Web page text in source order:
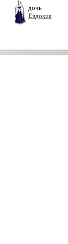
дочь
Евдокия